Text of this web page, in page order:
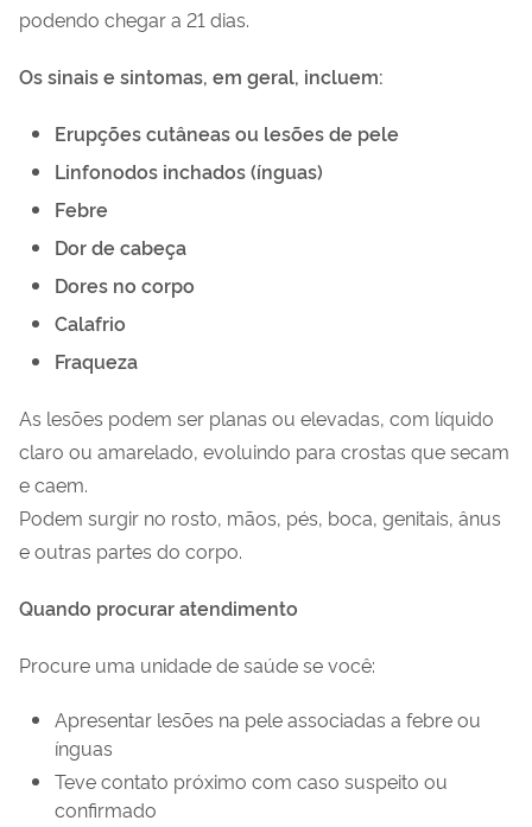
podendo chegar a 21 dias.
Os sinais e sintomas, em geral, incluem:
Erupções cutâneas ou lesões de pele
Linfonodos inchados (ínguas)
Febre
Dor de cabeça
Dores no corpo
Calafrio
Fraqueza
As lesões podem ser planas ou elevadas, com líquido
claro ou amarelado, evoluindo para crostas que secam
e caem.
Podem surgir no rosto, mãos, pés, boca, genitais, ânus
e outras partes do corpo.
Quando procurar atendimento
Procure uma unidade de saúde se você:
Apresentar lesões na pele associadas a febre ou
ínguas
Teve contato próximo com caso suspeito ou
confirmado